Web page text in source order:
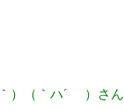
）（｀ハ´ ）さん